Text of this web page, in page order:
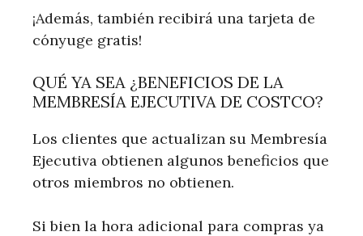
¡Además, también recibirá una tarjeta de
cónyuge gratis!
QUÉ YA SEA ¿BENEFICIOS DE LA
MEMBRESÍA EJECUTIVA DE COSTCO?
Los clientes que actualizan su Membresía
Ejecutiva obtienen algunos beneficios que
otros miembros no obtienen.
Si bien la hora adicional para compras ya